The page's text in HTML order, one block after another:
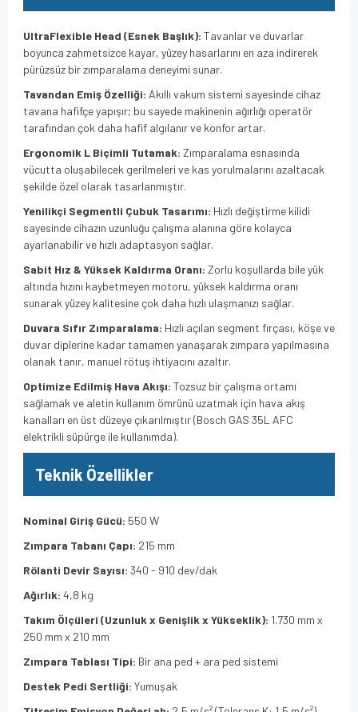
UltraFlexible Head (Esnek Başlık): Tavanlar ve duvarlar
boyunca zahmetsizce kayar, yüzey hasarlarını en aza indirerek
pürüzsüz bir zımparalama deneyimi sunar.
Tavandan Emiş Özelliği: Akıllı vakum sistemi sayesinde cihaz
tavana hafifçe yapışır; bu sayede makinenin ağırlığı operatör
tarafından çok daha hafif algılanır ve konfor artar.
Ergonomik L Biçimli Tutamak: Zımparalama esnasında
vücutta oluşabilecek gerilmeleri ve kas yorulmalarını azaltacak
şekilde özel olarak tasarlanmıştır.
Yenilikçi Segmentli Çubuk Tasarımı: Hızlı değiştirme kilidi
sayesinde cihazın uzunluğu çalışma alanına göre kolayca
ayarlanabilir ve hızlı adaptasyon sağlar.
Sabit Hız & Yüksek Kaldırma Oranı: Zorlu koşullarda bile yük
altında hızını kaybetmeyen motoru, yüksek kaldırma oranı
sunarak yüzey kalitesine çok daha hızlı ulaşmanızı sağlar.
Duvara Sıfır Zımparalama: Hızlı açılan segment fırçası, köşe ve
duvar diplerine kadar tamamen yanaşarak zımpara yapılmasına
olanak tanır, manuel rötuş ihtiyacını azaltır.
Optimize Edilmiş Hava Akışı: Tozsuz bir çalışma ortamı
sağlamak ve aletin kullanım ömrünü uzatmak için hava akış
kanalları en üst düzeye çıkarılmıştır (Bosch GAS 35L AFC
elektrikli süpürge ile kullanımda).
Teknik Özellikler
Nominal Giriş Gücü: 550 W
Zımpara Tabanı Çapı: 215 mm
Rölanti Devir Sayısı: 340 - 910 dev/dak
Ağırlık: 4,8 kg
Takım Ölçüleri (Uzunluk x Genişlik x Yükseklik): 1.730 mm x
250 mm x 210 mm
Zımpara Tablası Tipi: Bir ana ped + ara ped sistemi
Destek Pedi Sertliği: Yumuşak